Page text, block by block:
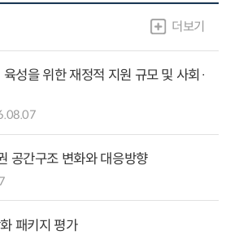
더보기
성을 위한 재정적 지원 규모 및 사회·
공간구조 변화와 대응방향
패키지 평가